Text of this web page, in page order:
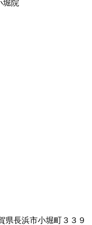
県長浜市小堀町３３９